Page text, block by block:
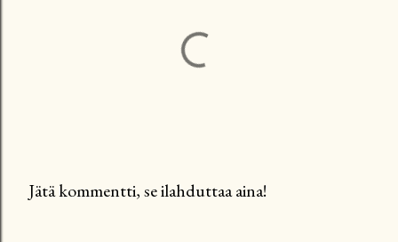
Jätä kommentti, se ilahduttaa aina!